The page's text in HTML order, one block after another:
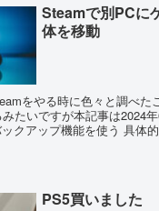
Steamで別PCに
体を移動
をやる時に色々と調べた
たいですが本記事は2024
クアップ機能を使う 具体
PS5買いました